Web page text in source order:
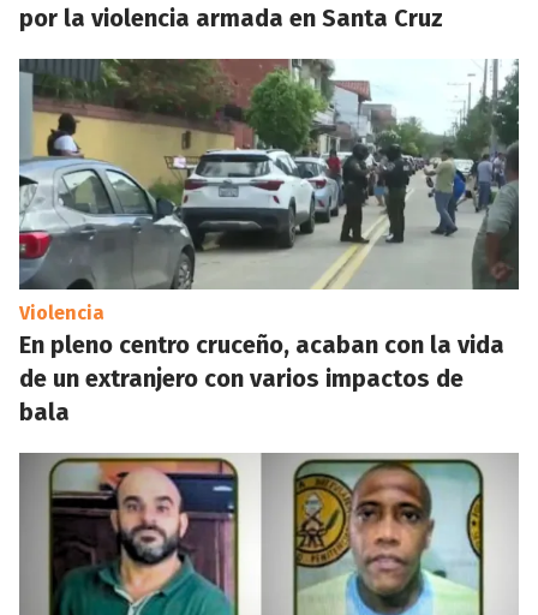
por la violencia armada en Santa Cruz
Violencia
En pleno centro cruceño, acaban con la vida
de un extranjero con varios impactos de
bala